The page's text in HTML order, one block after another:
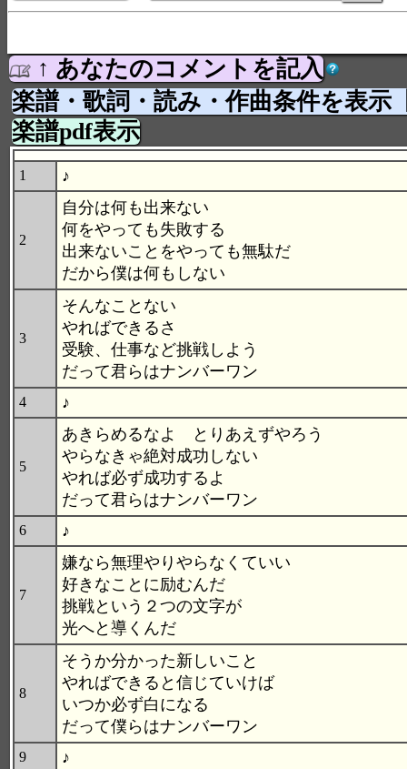
↑ あなたのコメントを記入
楽譜・歌詞・読み・作曲条件を表示
楽譜pdf表示
1 ♪
2
自分は何も出来ない
何をやっても失敗する
出来ないことをやっても無駄だ
だから僕は何もしない
3
そんなことない
やればできるさ
受験、仕事など挑戦しよう
だって君らはナンバーワン
4 ♪
5
あきらめるなよ とりあえずやろう
やらなきゃ絶対成功しない
やれば必ず成功するよ
だって君らはナンバーワン
6 ♪
7
嫌なら無理やりやらなくていい
好きなことに励むんだ
挑戦という２つの文字が
光へと導くんだ
8
そうか分かった新しいこと
やればできると信じていけば
いつか必ず白になる
だって僕らはナンバーワン
9 ♪